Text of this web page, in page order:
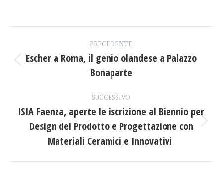
tra
post
PRECEDENTE
Post
precedente:
Escher a Roma, il genio olandese a Palazzo
Bonaparte
SUCCESSIVO
Prossimo
post:
ISIA Faenza, aperte le iscrizione al Biennio per
Design del Prodotto e Progettazione con
Materiali Ceramici e Innovativi